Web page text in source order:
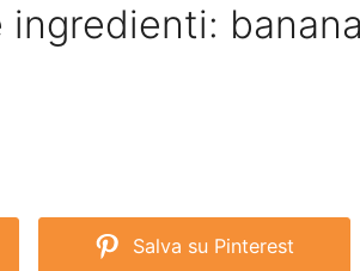
banana
Salva su Pinterest